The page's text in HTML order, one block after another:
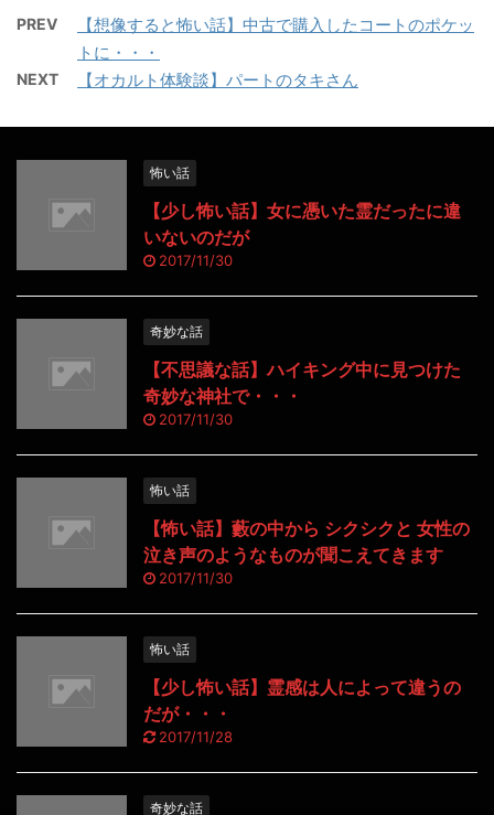
PREV
【想像すると怖い話】中古で購入したコートのポケッ
トに・・・
NEXT 【オカルト体験談】パートのタキさん
怖い話
【少し怖い話】女に憑いた霊だったに違
いないのだが
2017/11/30
奇妙な話
【不思議な話】ハイキング中に見つけた
奇妙な神社で・・・
2017/11/30
怖い話
【怖い話】藪の中から シクシクと 女性の
泣き声のようなものが聞こえてきます
2017/11/30
怖い話
【少し怖い話】霊感は人によって違うの
だが・・・
2017/11/28
奇妙な話